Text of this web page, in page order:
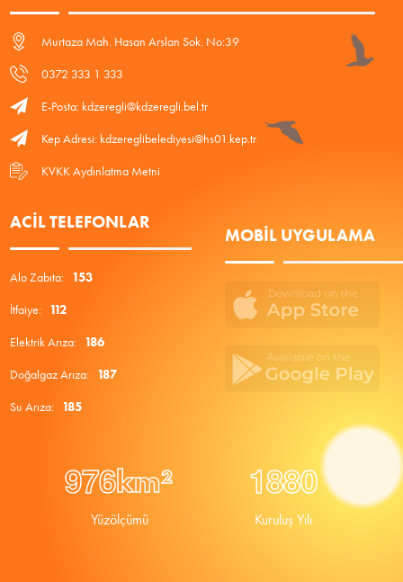
Murtaza Mah. Hasan Arslan Sok. No:39
0372 333 1 333
E-Posta: kdzeregli@kdzeregli.bel.tr
Kep Adresi: kdzereglibelediyesi@hs01.kep.tr
KVKK Aydınlatma Metni
ACIL TELEFONLAR
Alo Zabıta: 153
İtfaiye: 112
Elektrik Arıza: 186
Doğalgaz Arıza: 187
Su Arıza: 185
MOBIL UYGULAMA
976km²
Yüzölçümü
1880
Kuruluş Yılı